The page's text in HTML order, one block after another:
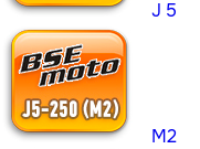
J 5
M2